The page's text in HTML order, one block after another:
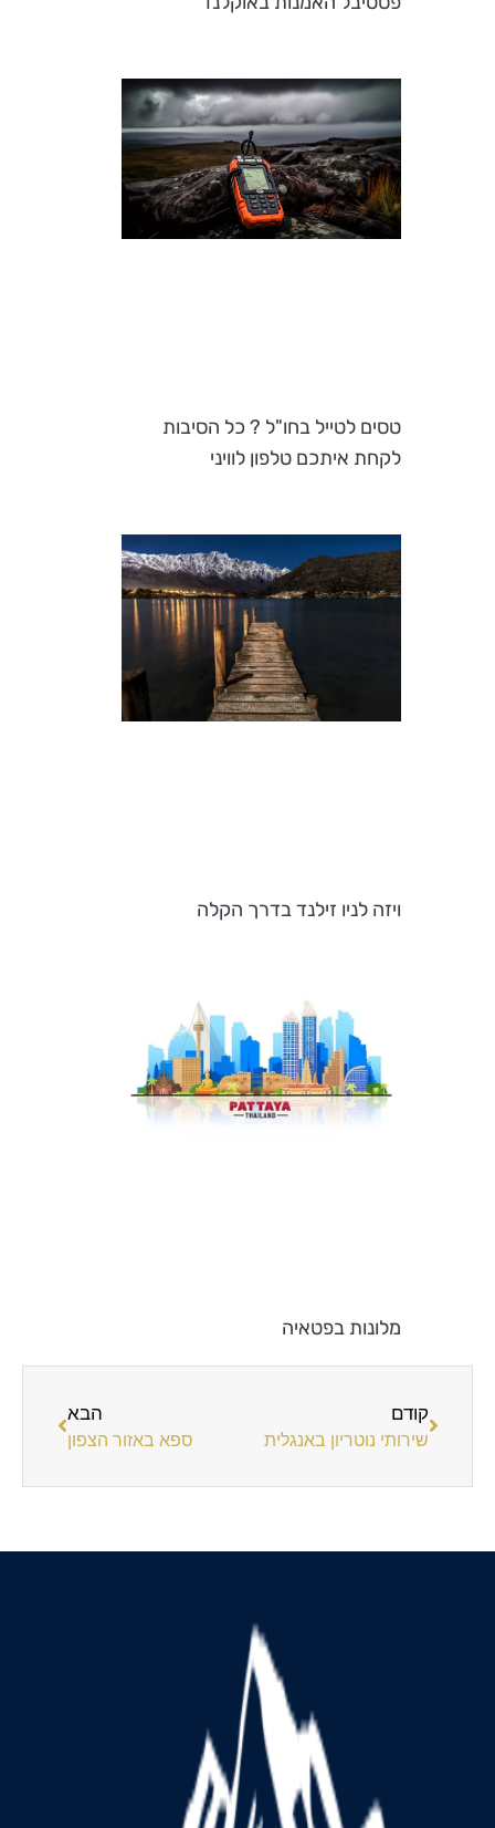
טסים לטייל בחו"ל ? כל הסיבות
לקחת איתכם טלפון לוויני
ויזה לניו זילנד בדרך הקלה
מלונות בפטאיה
קודם
שירותי נוטריון באנגלית
הבא
ספא באזור הצפון